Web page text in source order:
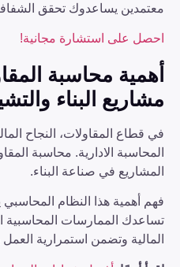
معتمدين يساعدوك تحقق
احصل على استشارة مجانية!
أهمية محاسبة
مشاريع البناء
في قطاع المقاولات، النجاح
المحاسبة الادارية. محاسبة
المشاريع في صناعة البناء.
فهم أهمية هذا النظام
تساعدك الممارسات
المالية وتضمن استمرارية العمل